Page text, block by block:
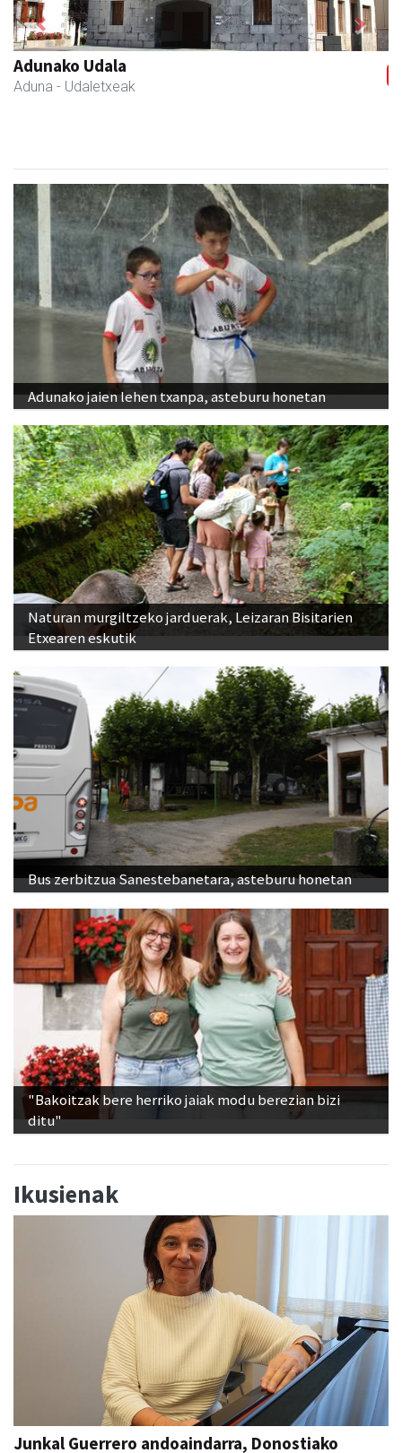
Osane belar eta eko denda
Urnieta - Akupuntura
Previous Next
Adunako jaien lehen txanpa, asteburu honetan
Naturan murgiltzeko jarduerak, Leizaran Bisitarien
Etxearen eskutik
Bus zerbitzua Sanestebanetara, asteburu honetan
"Bakoitzak bere herriko jaiak modu berezian bizi
ditu"
Ikusienak
Junkal Guerrero andoaindarra, Donostiako